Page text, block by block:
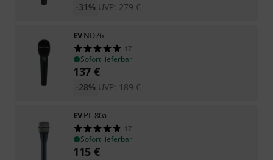
UVP: 279 €
-31%
EVND76
17
Sofort lieferbar
137 €
UVP: 189 €
-28%
EVPL 80a
17
Sofort lieferbar
115 €